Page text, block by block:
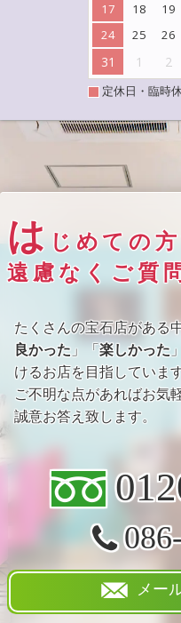
17
18 19
24
25 26
31 1 2
定休日・臨時
はじめての
遠慮なくご質
たくさんの宝石店がある
良かった」「楽しかった
けるお店を目指しています
ご不明な点があればお気
誠意お答え致します。
メー